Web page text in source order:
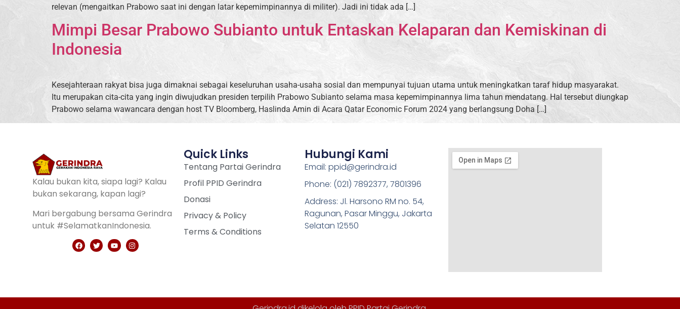
relevan (mengaitkan Prabowo saat ini dengan latar kepemimpinannya di militer). Jadi ini tidak ada […]
Mimpi Besar Prabowo Subianto untuk Entaskan Kelaparan dan Kemiskinan di
Indonesia
Kesejahteraan rakyat bisa juga dimaknai sebagai keseluruhan usaha-usaha sosial dan mempunyai tujuan utama untuk meningkatkan taraf hidup masyarakat.
Itu merupakan cita-cita yang ingin diwujudkan presiden terpilih Prabowo Subianto selama masa kepemimpinannya lima tahun mendatang. Hal tersebut diungkap
Prabowo selama wawancara dengan host TV Bloomberg, Haslinda Amin di Acara Qatar Economic Forum 2024 yang berlangsung Doha […]
Kalau bukan kita, siapa lagi? Kalau
bukan sekarang, kapan lagi?
Mari bergabung bersama Gerindra
untuk #SelamatkanIndonesia.
Quick Links
Tentang Partai Gerindra
Profil PPID Gerindra
Donasi
Privacy & Policy
Terms & Conditions
Hubungi Kami
Email: ppid@gerindra.id
Phone: (021) 7892377, 7801396
Address: Jl. Harsono RM no. 54,
Ragunan, Pasar Minggu, Jakarta
Selatan 12550